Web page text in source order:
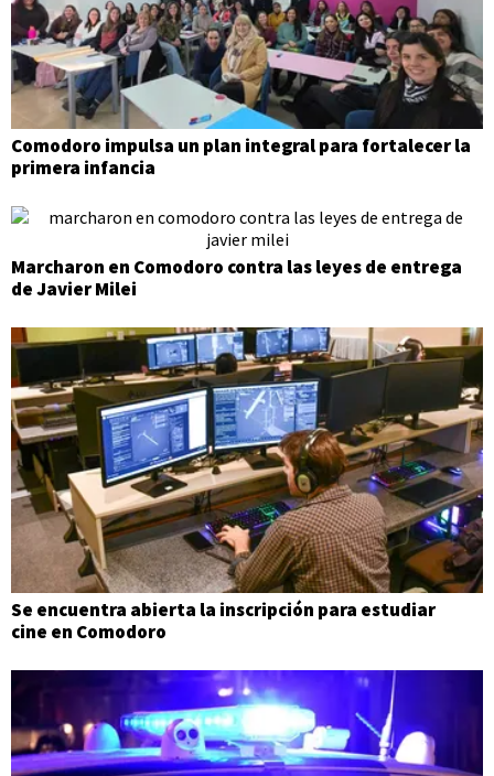
Comodoro impulsa un plan integral para fortalecer la
primera infancia
Marcharon en Comodoro contra las leyes de entrega
de Javier Milei
Se encuentra abierta la inscripción para estudiar
cine en Comodoro